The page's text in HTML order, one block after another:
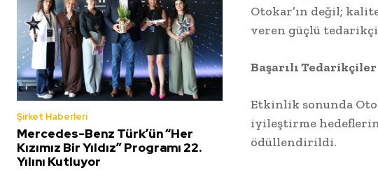
Şirket Haberleri
Mercedes-Benz Türk’ün “Her
Kızımız Bir Yıldız” Programı 22.
Yılını Kutluyor
Otokar’ın değil;
veren güçlü tedarikçi
Başarılı
Etkinlik sonunda
iyileştirme
ödüllendirildi.